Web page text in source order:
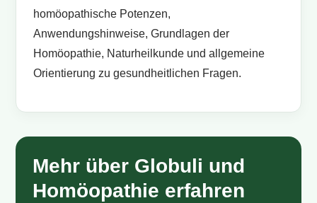
homöopathische Potenzen,
Anwendungshinweise, Grundlagen der
Homöopathie, Naturheilkunde und allgemeine
Orientierung zu gesundheitlichen Fragen.
Mehr über Globuli und
Homöopathie erfahren